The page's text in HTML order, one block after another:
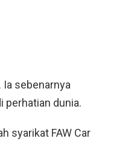
Ia sebenarnya
perhatian dunia.
syarikat FAW Car